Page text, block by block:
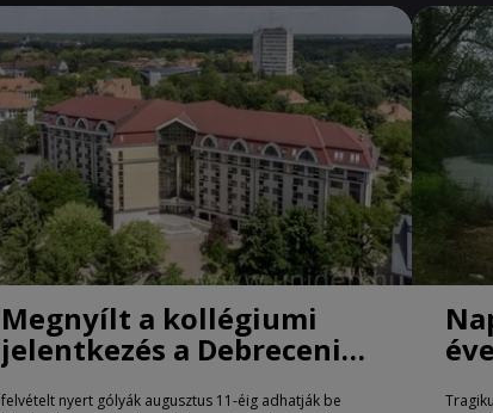
Megnyílt a kollégiumi
jelentkezés a Debreceni
Egyetemen
felvételt nyert gólyák augusztus 11-éig adhatják be